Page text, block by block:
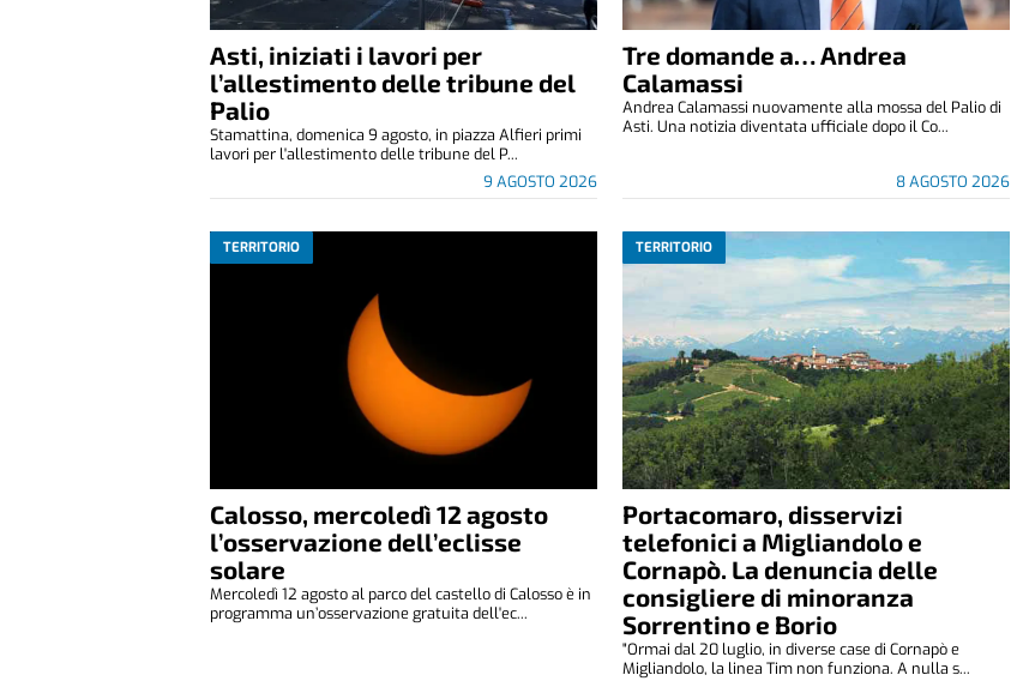
Asti, iniziati i lavori per
l’allestimento delle tribune del
Palio
9 AGOSTO 2026
Stamattina, domenica 9 agosto, in piazza Alfieri primi
lavori per l'allestimento delle tribune del P...
Tre domande a… Andrea
Calamassi
8 AGOSTO 2026
Andrea Calamassi nuovamente alla mossa del Palio di
Asti. Una notizia diventata ufficiale dopo il Co...
TERRITORIO
Calosso, mercoledì 12 agosto
l’osservazione dell’eclisse
solare
Mercoledì 12 agosto al parco del castello di Calosso è in
programma un’osservazione gratuita dell'ec...
TERRITORIO
Portacomaro, disservizi
telefonici a Migliandolo e
Cornapò. La denuncia delle
consigliere di minoranza
Sorrentino e Borio
"Ormai dal 20 luglio, in diverse case di Cornapò e
Migliandolo, la linea Tim non funziona. A nulla s...